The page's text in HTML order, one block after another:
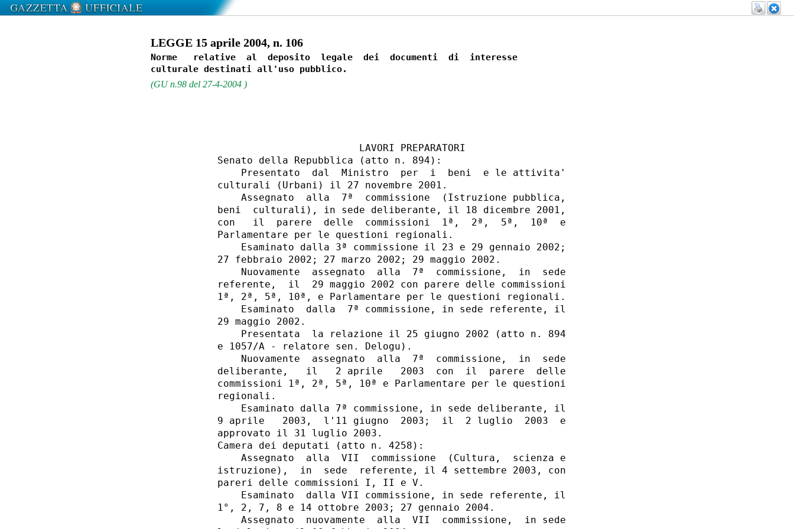
LEGGE 15 aprile 2004, n. 106
Norme   relative  al  deposito  legale  dei  documenti  di  interesse
(GU n.98 del 27-4-2004 )
                                  LAVORI PREPARATORI
          Senato della Repubblica (atto n. 894):
              Presentato  dal  Ministro  per  i  beni  e le attivita'
          culturali (Urbani) il 27 novembre 2001.
              Assegnato  alla  7ª  commissione  (Istruzione pubblica,
          beni  culturali), in sede deliberante, il 18 dicembre 2001,
          con   il  parere  delle  commissioni  1ª,  2ª,  5ª,  10ª  e
          Parlamentare per le questioni regionali.
              Esaminato dalla 3ª commissione il 23 e 29 gennaio 2002;
          27 febbraio 2002; 27 marzo 2002; 29 maggio 2002.
              Nuovamente  assegnato  alla  7ª  commissione,  in  sede
          referente,  il  29 maggio 2002 con parere delle commissioni
          1ª, 2ª, 5ª, 10ª, e Parlamentare per le questioni regionali.
              Esaminato  dalla  7ª commissione, in sede referente, il
          29 maggio 2002.
              Presentata  la relazione il 25 giugno 2002 (atto n. 894
          e 1057/A - relatore sen. Delogu).
              Nuovamente  assegnato  alla  7ª  commissione,  in  sede
          deliberante,   il   2 aprile   2003  con  il  parere  delle
          commissioni 1ª, 2ª, 5ª, 10ª e Parlamentare per le questioni
          regionali.
              Esaminato dalla 7ª commissione, in sede deliberante, il
          9 aprile   2003,  l'11 giugno  2003;  il  2 luglio  2003  e
          approvato il 31 luglio 2003.
          Camera dei deputati (atto n. 4258):
              Assegnato  alla  VII  commissione  (Cultura,  scienza e
          istruzione),  in  sede  referente, il 4 settembre 2003, con
          pareri delle commissioni I, II e V.
              Esaminato  dalla VII commissione, in sede referente, il
          1°, 2, 7, 8 e 14 ottobre 2003; 27 gennaio 2004.
              Assegnato  nuovamente  alla  VII  commissione,  in sede